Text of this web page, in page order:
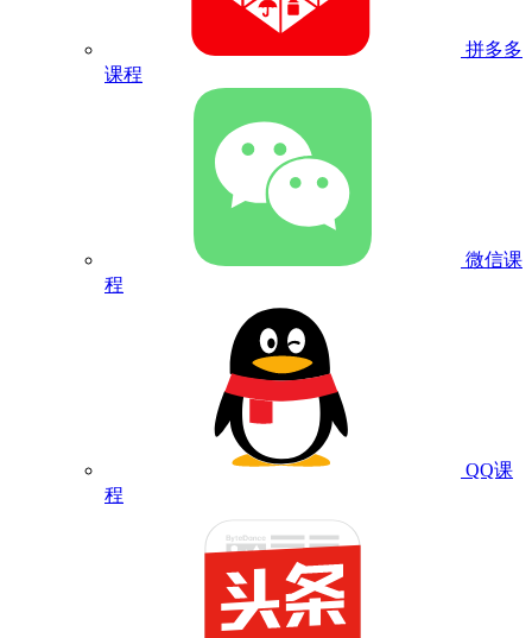
拼多多
课程
微信课
程
QQ课
程